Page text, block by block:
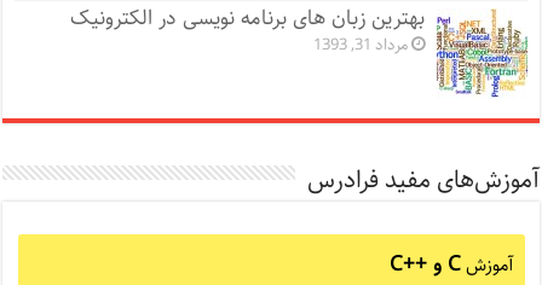
بهترین زبان های برنامه نویسی در الکترونیک
مرداد 31, 1393
آموزش‌های مفید فرادرس
آموزشC و C++‎